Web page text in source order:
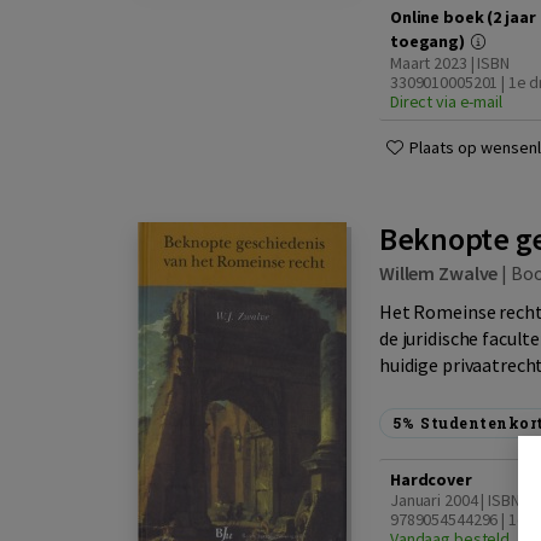
Online boek (2 jaar
toegang)
Maart 2023 | ISBN
3309010005201 | 1e
Direct via e-mail
Plaats op
Beknopte
Willem Zwalve |
Het Romeinse
de juridische
huidige
5%
Hardcover
Januari 2004 | ISBN
9789054544296 | 1e